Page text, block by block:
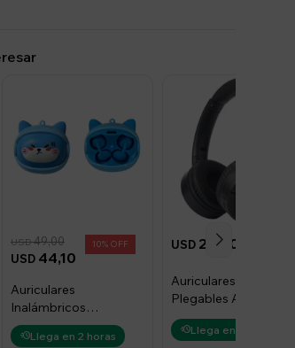
USD 44,10
USD49,00 10
Auriculares
Inalámbricos
Blackview AirbudsK1
Bt Niño - Azul
Llega en 2 horas
USD 29,00
Auriculares
Plegables Aiwa AW-
K17 - Negro
Llega en 2 horas